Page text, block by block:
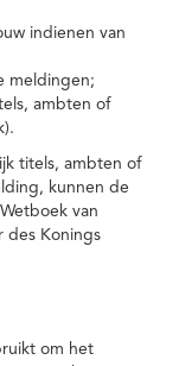
indienen van
meldingen;
ambten of
titels, ambten of
kunnen de
van
des Konings
om het